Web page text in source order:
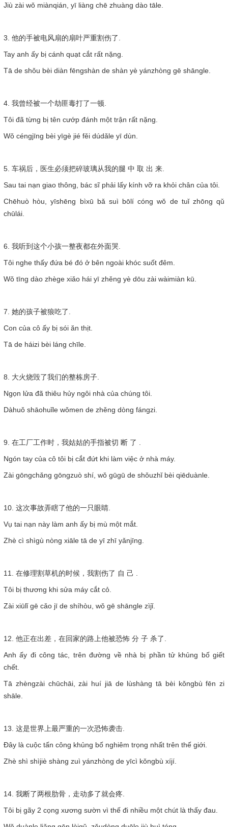
Jiù zài wǒ miànqián, yī liàng chē zhuàng dào tāle.
3. 他的手被电风扇的扇叶严重割伤了.
Tay anh ấy bị cánh quạt cắt rất nặng.
Tā de shǒu bèi diàn fēngshàn de shàn yè yánzhòng gē shāngle.
4. 我曾经被一个劫匪毒打了一顿.
Tôi đã từng bị tên cướp đánh một trận rất nặng.
Wǒ céngjīng bèi yīgè jié fěi dúdǎle yī dùn.
5. 车祸后，医生必须把碎玻璃从我的腿 中 取 出 来.
Sau tai nạn giao thông, bác sĩ phải lấy kính vỡ ra khỏi chân của tôi.
Chēhuò hòu, yīshēng bìxū bǎ suì bōlí cóng wǒ de tuǐ zhōng qǔ
chūlái.
6. 我听到这个小孩一整夜都在外面哭.
Tôi nghe thấy đứa bé đó ở bên ngoài khóc suốt đêm.
Wǒ tīng dào zhège xiǎo hái yī zhěng yè dōu zài wàimiàn kū.
7. 她的孩子被狼吃了.
Con của cô ấy bị sói ăn thịt.
Tā de háizi bèi láng chīle.
8. 大火烧毁了我们的整栋房子.
Ngọn lửa đã thiêu hủy ngôi nhà của chúng tôi.
Dàhuǒ shāohuǐle wǒmen de zhěng dòng fángzi.
9. 在工厂工作时，我姑姑的手指被切 断 了 .
Ngón tay của cô tôi bị cắt đứt khi làm việc ở nhà máy.
Zài gōngchǎng gōngzuò shí, wǒ gūgū de shǒuzhǐ bèi qiēduànle.
10. 这次事故弄瞎了他的一只眼睛.
Vụ tai nạn này làm anh ấy bị mù một mắt.
Zhè cì shìgù nòng xiāle tā de yī zhī yǎnjīng.
11. 在修理割草机的时候，我割伤了 自 己 .
Tôi bị thương khi sửa máy cắt cỏ.
Zài xiūlǐ gē cǎo jī de shíhòu, wǒ gē shāngle zìjǐ.
12. 他正在出差，在回家的路上他被恐怖 分 子 杀了.
Anh ấy đi công tác, trên đường về nhà bị phần tử khủng bố giết
chết.
Tā zhèngzài chūchāi, zài huí jiā de lùshàng tā bèi kǒngbù fēn zi
shāle.
13. 这是世界上最严重的一次恐怖袭击.
Đây là cuộc tấn công khủng bố nghiêm trọng nhất trên thế giới.
Zhè shì shìjiè shàng zuì yánzhòng de yīcì kǒngbù xíjí.
14. 我断了两根肋骨，走动多了就会疼.
Tôi bị gãy 2 cọng xương sườn vì thế đi nhiều một chút là thấy đau.